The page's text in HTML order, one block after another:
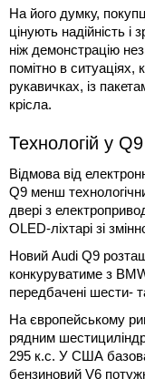
На його думку,
цінують надійність і
ніж демонстрацію
помітно в ситуаціях,
рукавичках, із
крісла.
Технологій у
Відмова від
Q9 менш
двері з
OLED-ліхтарі зі
Новий Audi Q9
конкуруватиме з
передбачені шести-
На європейському
рядним
295 к.с. У США
бензиновий V6